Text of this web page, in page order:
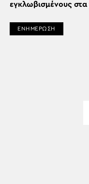
εγκλωβισμένους
ΕΝΗΜΕΡΩΣΗ